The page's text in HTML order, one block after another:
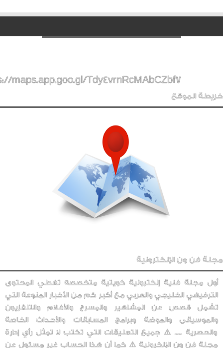
maps.app.goo.gl/Tdy4vrnRcMAbCZbf7
خريطة الموقع
مجلة فن ون الإلكترونية
أول مجلة فنية إلكترونية كويتية متخصصه تغطي المحتوى
الترفيهي الخليجي والعربي مع أكبر كم من الأخبار المنوعة التي
تشمل قصص عن المشاهير والمسرح والأفلام والتلفزيون
والموسيقى والموضة وبرامج المسابقات والأحداث الخاصة
والحصرية ..... ⚠️ جميع التعليقات التي تكتب لا تمثل رأي إدارة
مجلة فن ون الإلكرونية ⚠️ كما أن هذا الحساب غير مسئول عن